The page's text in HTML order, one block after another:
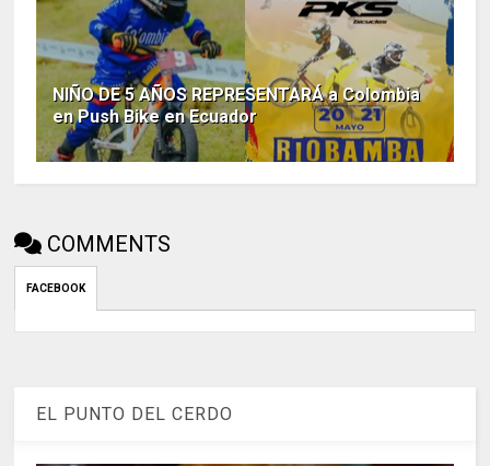
NIÑO DE 5 AÑOS REPRESENTARÁ a Colombia
en Push Bike en Ecuador
COMMENTS
FACEBOOK
EL PUNTO DEL CERDO